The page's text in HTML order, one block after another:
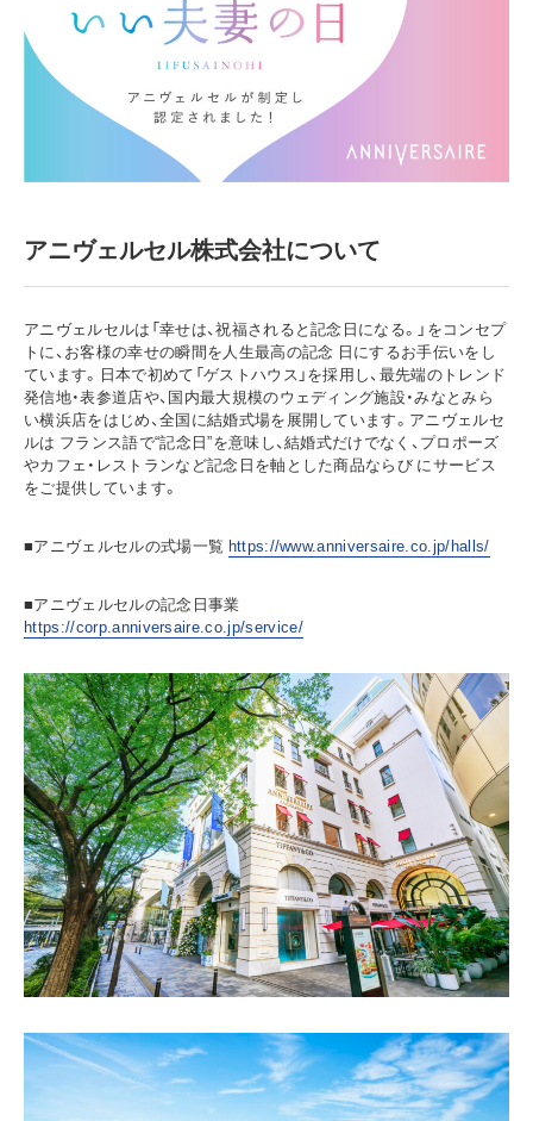
アニヴェルセル株式会社について
アニヴェルセルは「幸せは、祝福されると記念日になる。」をコンセプ
トに、お客様の幸せの瞬間を人生最高の記念 日にするお手伝いをし
ています。日本で初めて「ゲストハウス」を採用し、最先端のトレンド
発信地・表参道店や、国内最大規模のウェディング施設・みなとみら
い横浜店をはじめ、全国に結婚式場を展開しています。アニヴェルセ
ルは フランス語で“記念日”を意味し、結婚式だけでなく、プロポーズ
やカフェ・レストランなど記念日を軸とした商品ならび にサービス
をご提供しています。
■アニヴェルセルの式場一覧 https://www.anniversaire.co.jp/halls/
■アニヴェルセルの記念日事業
https://corp.anniversaire.co.jp/service/